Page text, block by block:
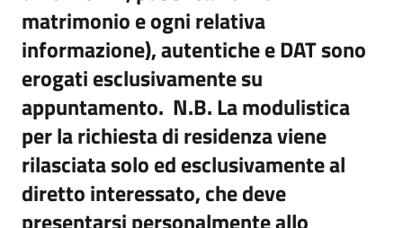
matrimonio e ogni relativa
informazione), autentiche e DAT sono
erogati esclusivamente su
appuntamento. N.B. La modulistica
per la richiesta di residenza viene
rilasciata solo ed esclusivamente al
diretto interessato, che deve
presentarsi personalmente allo